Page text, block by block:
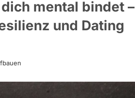
mental bindet –
und Dating